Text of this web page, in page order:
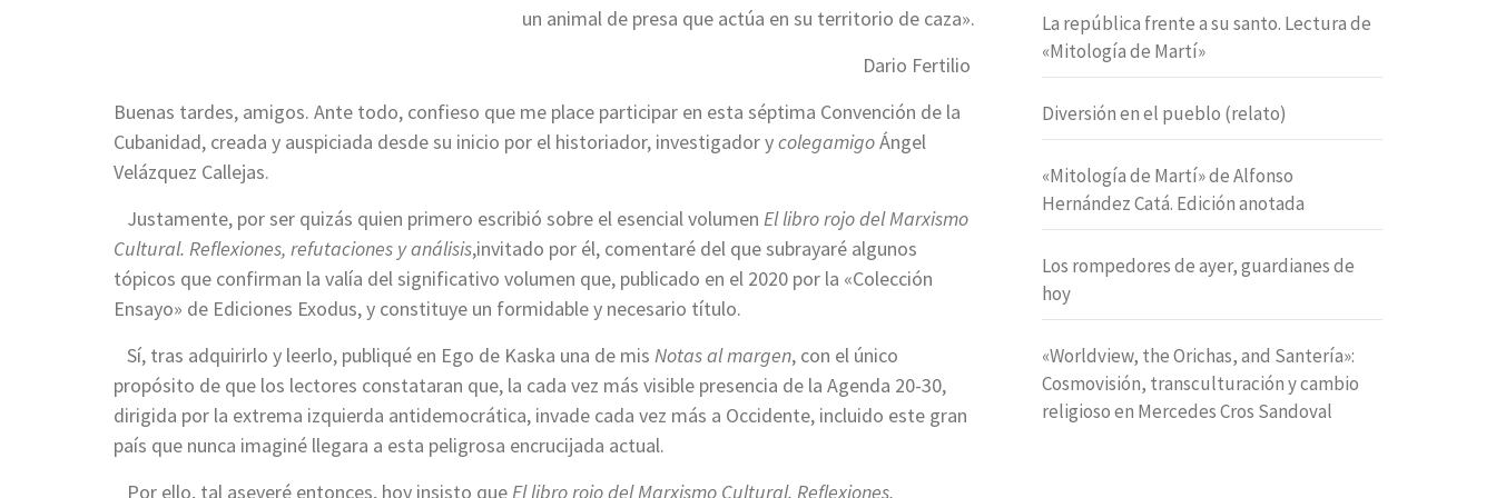
un animal de presa que actúa en su territorio de caza».
Dario Fertilio
Buenas tardes, amigos. Ante todo, confieso que me place participar en esta séptima Convención de la
Cubanidad, creada y auspiciada desde su inicio por el historiador, investigador ycolegamigoÁngel
Velázquez Callejas.
Justamente, por ser quizás quien primero escribió sobre el esencial volumen El libro rojo del Marxismo
Cultural. Reflexiones, refutaciones y análisis,invitado por él, comentaré del que subrayaré algunos
tópicos que confirman la valía del significativo volumen que, publicado en el 2020 por la «Colección
Ensayo» de Ediciones Exodus, y constituye un formidable y necesario título.
Sí, tras adquirirlo y leerlo, publiqué en Ego de Kaska una de mis Notas al margen, con el único
propósito de que los lectores constataran que, la cada vez más visible presencia de la Agenda 20-30,
dirigida por la extrema izquierda antidemocrática, invade cada vez más a Occidente, incluido este gran
país que nunca imaginé llegara a esta peligrosa encrucijada actual.
Por ello, tal aseveré entonces, hoy insisto que El libro rojo del Marxismo Cultural. Reflexiones,
La república frente a su santo. Lectura de
«Mitología de Martí»
Diversión en el pueblo (relato)
«Mitología de Martí» de Alfonso
Hernández Catá. Edición anotada
Los rompedores de ayer, guardianes de
hoy
«Worldview, the Orichas, and Santería»:
Cosmovisión, transculturación y cambio
religioso en Mercedes Cros Sandoval